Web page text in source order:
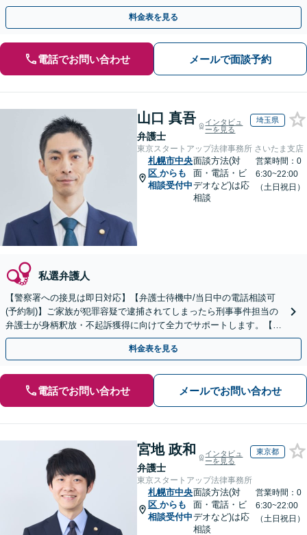
可【秘密厳守】【WEB面談可】
料金表を見る
電話でお問い合わせ メールで面談予約
山口 真吾
弁護士
インタビュ
ーを見る
埼玉県
東京スタートアップ法律事務所 さいたま支店
札幌市中央
区 からも
相談受付中
面談方法(対
面・電話・ビ
デオなど)は応
相談
営業時間：0
6:30~22:00
（土日祝日）
私選弁護人
【警察署への接見は即日対応】【弁護士待機中/当日中の電話相談可
(予約制)】ご家族が犯罪容疑で逮捕されてしまったら刑事事件担当の
弁護士が身柄釈放・不起訴獲得に向けて全力でサポートします。【毎
月100名以上の相談実績】【全国対応】
料金表を見る
電話でお問い合わせ メールでお問い合わせ
宮地 政和
弁護士
インタビュ
ーを見る
東京都
東京スタートアップ法律事務所
札幌市中央
区 からも
相談受付中
面談方法(対
面・電話・ビ
デオなど)は応
相談
営業時間：0
6:30~22:00
（土日祝日）